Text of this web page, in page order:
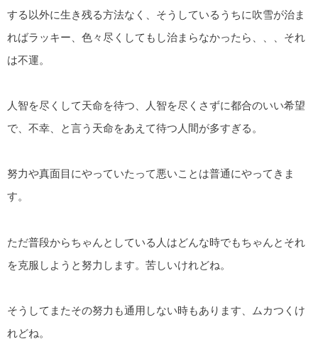
する以外に生き残る方法なく、そうしているうちに吹雪が治ま
ればラッキー、色々尽くしてもし治まらなかったら、、、それ
は不運。
人智を尽くして天命を待つ、人智を尽くさずに都合のいい希望
で、不幸、と言う天命をあえて待つ人間が多すぎる。
努力や真面目にやっていたって悪いことは普通にやってきま
す。
ただ普段からちゃんとしている人はどんな時でもちゃんとそれ
を克服しようと努力します。苦しいけれどね。
そうしてまたその努力も通用しない時もあります、ムカつくけ
れどね。